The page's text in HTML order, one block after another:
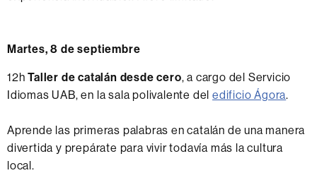
Martes, 8 de septiembre
12hTaller de catalán desde cero, a cargo del Servicio
Idiomas UAB, en la sala polivalente del edificio Ágora.
Aprende las primeras palabras en catalán de una manera
divertida y prepárate para vivir todavía más la cultura
local.